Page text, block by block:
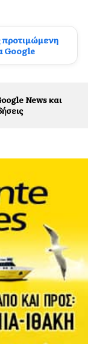
Google
News και